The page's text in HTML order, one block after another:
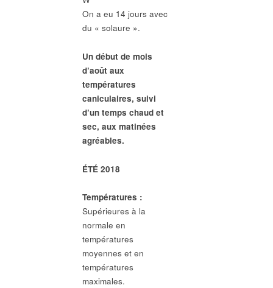
On a eu 14 jours avec
du « solaure ».
Un début de mois
d’août aux
températures
caniculaires, suivi
d’un temps chaud et
sec, aux matinées
agréables.
ÉTÉ 2018
Températures :
Supérieures à la
normale en
températures
moyennes et en
températures
maximales.